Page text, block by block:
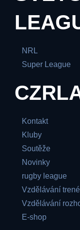
NRL
Super League
Kontakt
Kluby
Soutěže
Novinky
rugby league
Vzdělávání
Vzdělávání
E-shop